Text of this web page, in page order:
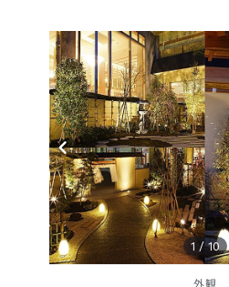
1 /10
外観